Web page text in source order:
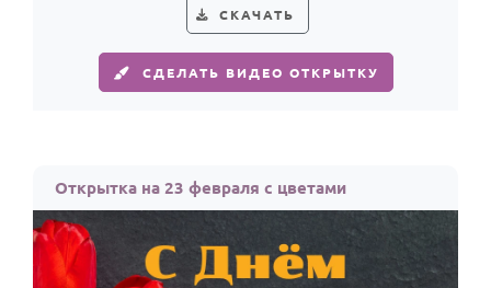
СКАЧАТЬ
СДЕЛАТЬ ВИДЕО ОТКРЫТКУ
Открытка на 23 февраля с цветами